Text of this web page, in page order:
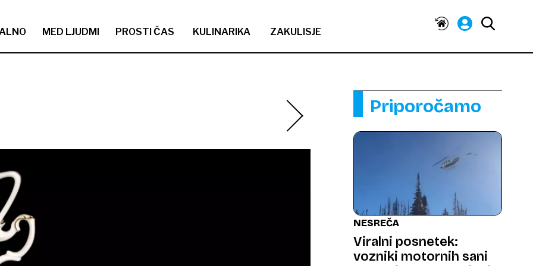
MED LJUDMI PROSTI ČAS KULINARIKA ZAKULISJE
Priporočamo
NESREČA
Viralni posnetek:
vozniki motornih sani